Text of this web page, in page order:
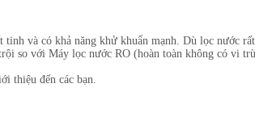
tinh và có khả năng khử khuẩn mạnh. Dù lọc nước
so với Máy lọc nước RO (hoàn toàn không có vi
thiệu đến các bạn.